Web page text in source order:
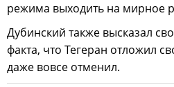
режима выходить на мирное
Дубинский также высказал
факта, что Тегеран отложил
даже вовсе отменил.